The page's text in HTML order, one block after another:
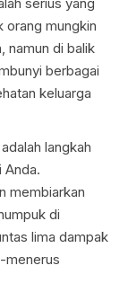
orang mungkin
namun di balik
berbagai
keluarga
langkah
Anda.
membiarkan
di
lima dampak
menerus